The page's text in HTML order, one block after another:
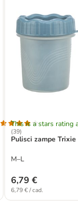
This is a stars rating
(39)
Pulisci zampe
M–L
6,79 €
6,79 € / cad.